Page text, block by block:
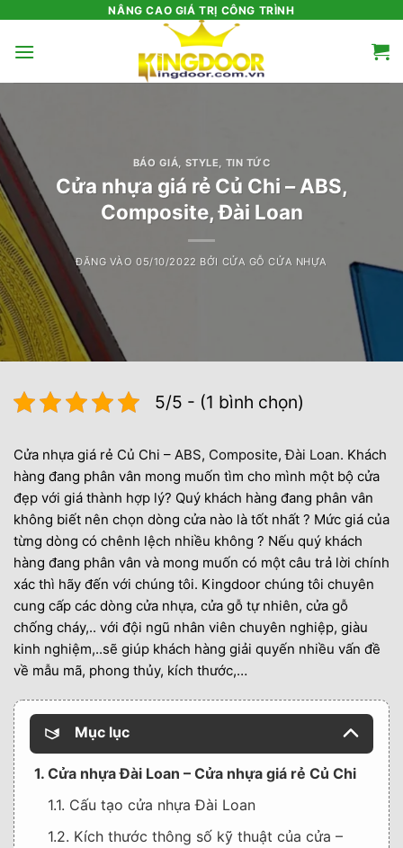
nội
NÂNG CAO GIÁ TRỊ CÔNG TRÌNH
BÁO GIÁ STYLE TIN TỨC
Cửa nhựa giá rẻ Củ Chi – ABS,
Composite, Đài Loan
ĐĂNG VÀO05/10/2022 BỞI CỬA GỖ CỬA NHỰA
5/5 - (1 bình chọn)
Cửa nhựa giá rẻ Củ Chi – ABS, Composite, Đài Loan. Khách
hàng đang phân vân mong muốn tìm cho mình một bộ cửa
đẹp với giá thành hợp lý? Quý khách hàng đang phân vân
không biết nên chọn dòng cửa nào là tốt nhất ? Mức giá của
từng dòng có chênh lệch nhiều không ? Nếu quý khách
hàng đang phân vân và mong muốn có một câu trả lời chính
xác thì hãy đến với chúng tôi. Kingdoor chúng tôi chuyên
cung cấp các dòng cửa nhựa, cửa gỗ tự nhiên, cửa gỗ
chống cháy,.. với đội ngũ nhân viên chuyên nghiệp, giàu
kinh nghiệm,..sẽ giúp khách hàng giải quyến nhiều vấn đề
về mẫu mã, phong thủy, kích thước,…
Mục lục
1. Cửa nhựa Đài Loan – Cửa nhựa giá rẻ Củ Chi
1.1. Cấu tạo cửa nhựa Đài Loan
1.2. Kích thước thông số kỹ thuật của cửa –